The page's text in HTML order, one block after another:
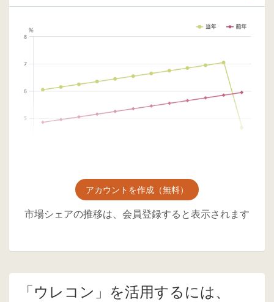
アカウントを作成（無料）
市場シェアの推移は、会員登録すると表示されます
「ウレコン」を活用するには、